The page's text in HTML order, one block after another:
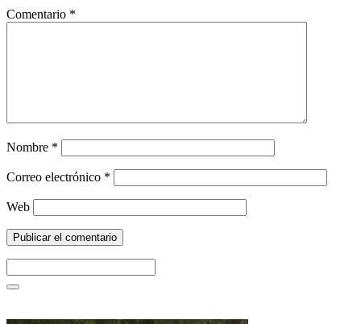
Comentario *
Nombre *
Correo electrónico *
Web